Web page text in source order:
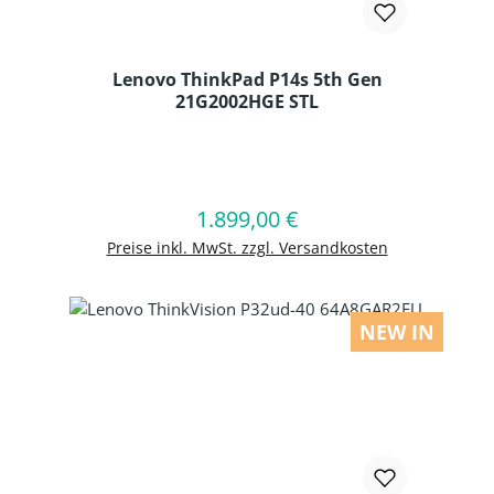
Lenovo ThinkPad P14s 5th Gen
21G2002HGE STL
Regulärer Preis:
1.899,00 €
Preise inkl. MwSt. zzgl. Versandkosten
In den Warenkorb
NEW IN